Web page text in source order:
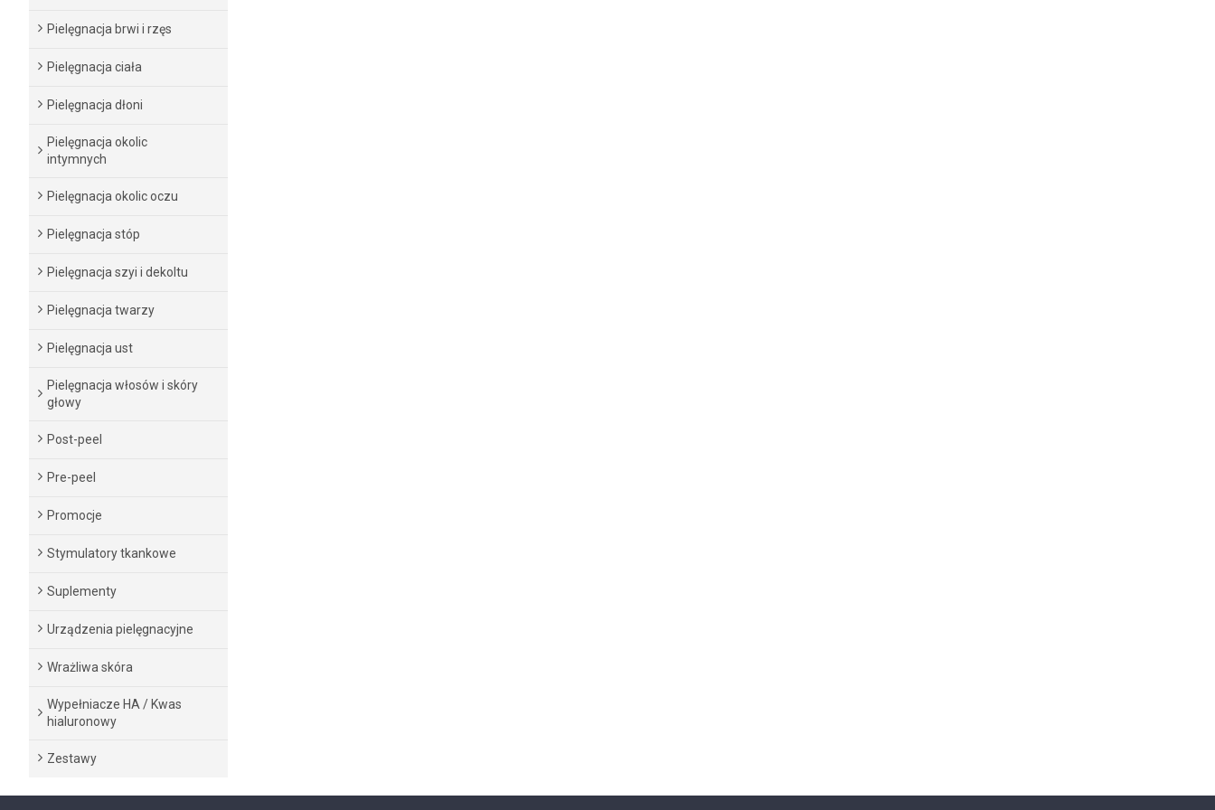
Pielęgnacja brwi i rzęs
Pielęgnacja ciała
Pielęgnacja dłoni
Pielęgnacja okolic
intymnych
Pielęgnacja okolic oczu
Pielęgnacja stóp
Pielęgnacja szyi i dekoltu
Pielęgnacja twarzy
Pielęgnacja ust
Pielęgnacja włosów i skóry
głowy
Post-peel
Pre-peel
Promocje
Stymulatory tkankowe
Suplementy
Urządzenia pielęgnacyjne
Wrażliwa skóra
Wypełniacze HA / Kwas
hialuronowy
Zestawy